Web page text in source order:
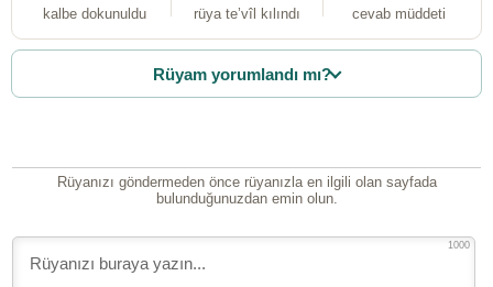
kalbe dokunuldu rüya te’vîl kılındı
cevab müddeti
Rüyam yorumlandı mı?
Rüyanızı göndermeden önce rüyanızla en ilgili olan sayfada
bulunduğunuzdan emin olun.
1000